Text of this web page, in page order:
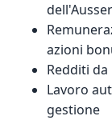
azioni
Redditi
Lavoro
gestione